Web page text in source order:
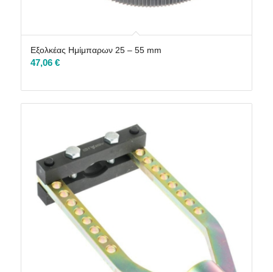
Εξολκέας Ημίμπαρων 25 – 55 mm
47,06 €